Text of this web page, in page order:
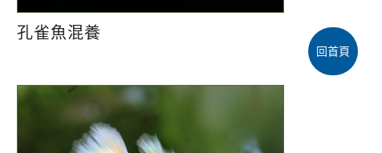
孔雀魚混養
回首頁